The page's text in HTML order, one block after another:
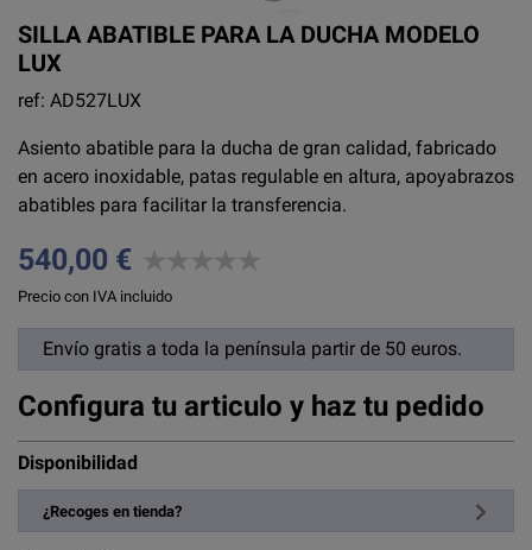
SILLA ABATIBLE PARA LA DUCHA MODELO
LUX
ref: AD527LUX
Asiento abatible para la ducha de gran calidad, fabricado
en acero inoxidable, patas regulable en altura, apoyabrazos
abatibles para facilitar la transferencia.
540,00 €
Precio con IVA incluido
Envío gratis a toda la península partir de 50 euros.
Configura tu articulo y haz tu pedido
Disponibilidad
¿Recoges en tienda?